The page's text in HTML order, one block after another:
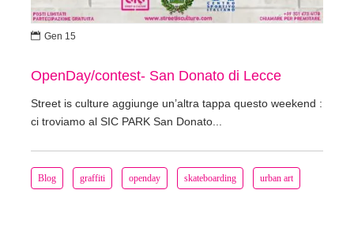
Blog graffiti openday skateboarding urban art
OpenDay/contest- San Donato di Lecce
Street is culture aggiunge un’altra tappa questo weekend :
ci troviamo al SIC PARK San Donato...
 Gen 15